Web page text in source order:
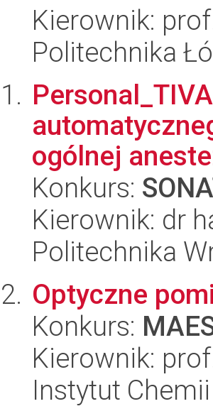
Kierownik:
Politechnika
ogólnej
Konkurs:
Kierownik: dr
Politechnika
Optyczne
Konkurs:
Kierownik:
Instytut